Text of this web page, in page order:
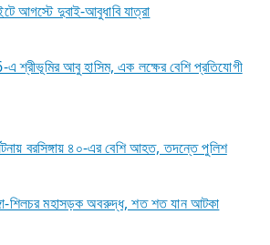
আগস্টে দুবাই-আবুধাবি যাত্রা
আবু হাসিম, এক লক্ষের বেশি প্রতিযোগী
বরসিঙ্গায় ৪০-এর বেশি আহত, তদন্তে পুলিশ
শিলচর মহাসড়ক অবরুদ্ধ, শত শত যান আটকা